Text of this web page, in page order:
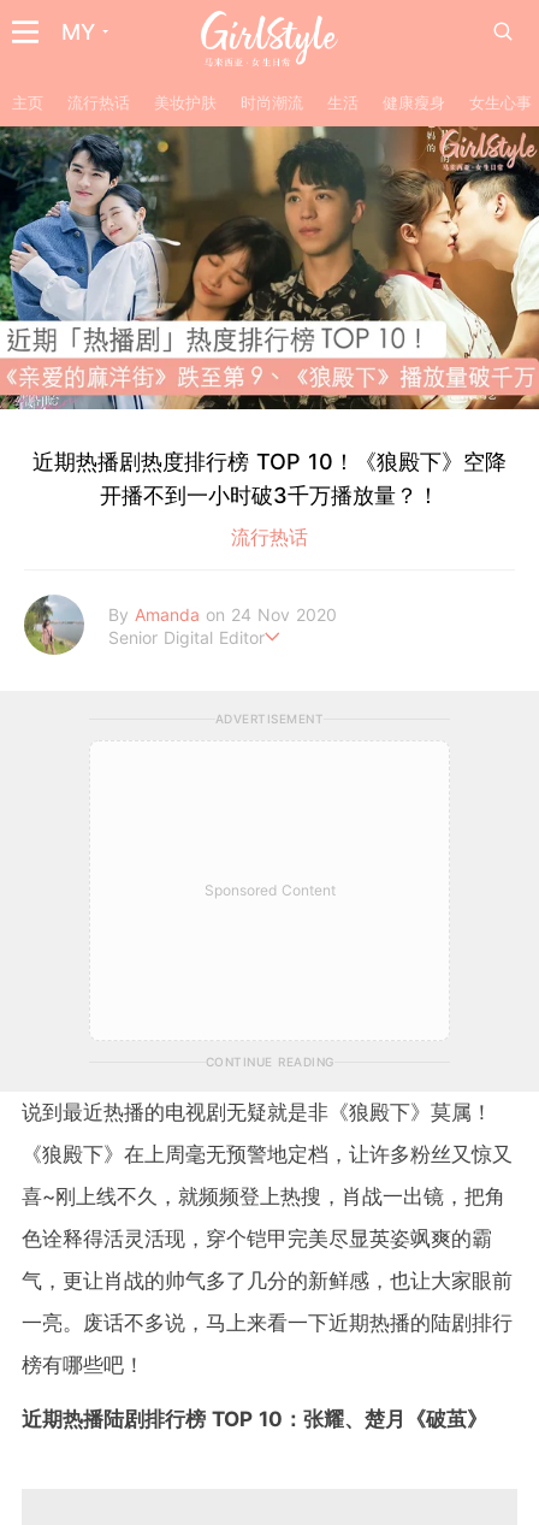
MY
主页 流行热话 美妆护肤 时尚潮流 生活 健康瘦身 女生心事
近期热播剧热度排行榜 TOP 10！《狼殿下》空降
开播不到一小时破3千万播放量？！
流行热话
By Amanda on 24 Nov 2020
Senior Digital Editor
皆收获热烈反响。她通过 GirlStyle MY ，让读者们不管何时何地
都能掌握最新的资讯，让女性成为更好更潮的自己！
ADVERTISEMENT
Sponsored Content
CONTINUE READING
说到最近热播的电视剧无疑就是非《狼殿下》莫属！
《狼殿下》在上周毫无预警地定档，让许多粉丝又惊又
喜~刚上线不久，就频频登上热搜，肖战一出镜，把角
色诠释得活灵活现，穿个铠甲完美尽显英姿飒爽的霸
气，更让肖战的帅气多了几分的新鲜感，也让大家眼前
一亮。废话不多说，马上来看一下近期热播的陆剧排行
榜有哪些吧！
近期热播陆剧排行榜 TOP 10：张耀、楚月《破茧》